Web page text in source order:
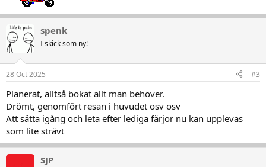
spenk
I skick som ny!
28 Oct 2025 #3
Planerat, alltså bokat allt man behöver.
Drömt, genomfört resan i huvudet osv osv
Att sätta igång och leta efter lediga färjor nu kan upplevas
som lite strävt
SJP